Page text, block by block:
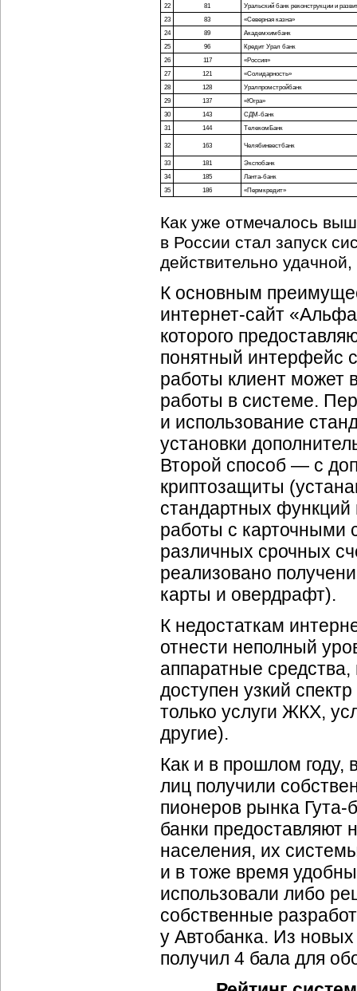
22
81
Уральский банк реконструкции и
23
83
«Северная казна»
24
89
Академхимбанк
25
96
Кредит Урал банк
26
117
«Россия»
27
121
«Солидарность»
28
128
Уралпромстройбанк
29
137
«Югра»
30
143
СДМ-банк
31
144 ТелекомБанк
32 163 Челябинвестбанк
33 181
Экспобанк
34
185
Ланта-банк
35
186 «Пермкредит»
Как уже отмечалось
в России стал запуск
действительно
К основным
интернет-сайт
которого
понятный интерфейс
работы клиент может
работы в системе.
и использование
установки
Второй способ — с
криптозащиты
стандартных
работы с карточными
различных срочных
реализовано
карты и овердрафт).
К недостаткам
отнести неполный
аппаратные
доступен узкий
только услуги ЖКХ,
другие).
Как и в прошлом году,
лиц получили
пионеров рынка Гута-
банки предоставляют
населения, их
и в тоже время
использовали либо
собственные
у Автобанка. Из
получил 4 бала для